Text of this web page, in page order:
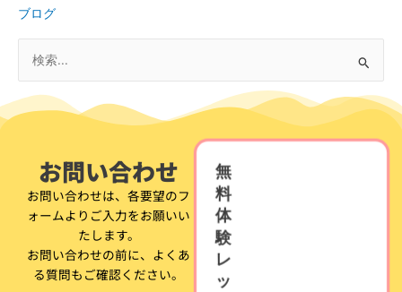
ブログ
対
お問い合わせ
お問い合わせは、各要望のフ
ォームよりご入力をお願いい
たします。
お問い合わせの前に、よくあ
る質問もご確認ください。
無
料
体
験
レ
ッ